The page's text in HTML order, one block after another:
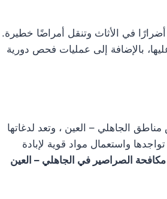
في الأثاث وتنقل أمراضًا خطيرة.
بالإضافة إلى عمليات فحص دورية
الجاهلي – العين ، وتعد لدغاتها
واستعمال مواد قوية لإبادة
الصراصير في الجاهلي – العين